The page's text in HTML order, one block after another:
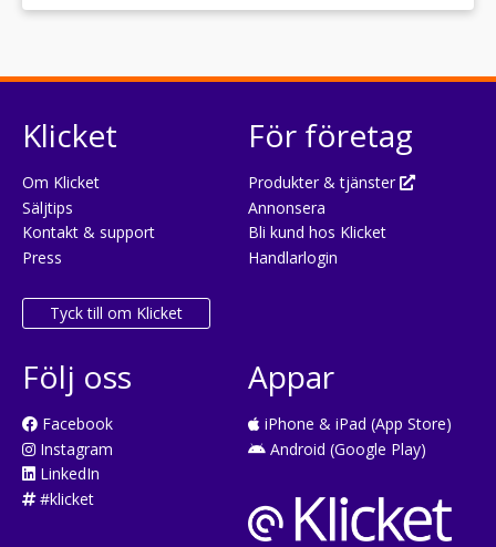
Klicket
Om Klicket
Säljtips
Kontakt & support
Press
Tyck till om Klicket
För företag
Produkter & tjänster
Annonsera
Bli kund hos Klicket
Handlarlogin
Följ oss
Facebook
Instagram
LinkedIn
#klicket
Appar
iPhone & iPad (App Store)
Android (Google Play)